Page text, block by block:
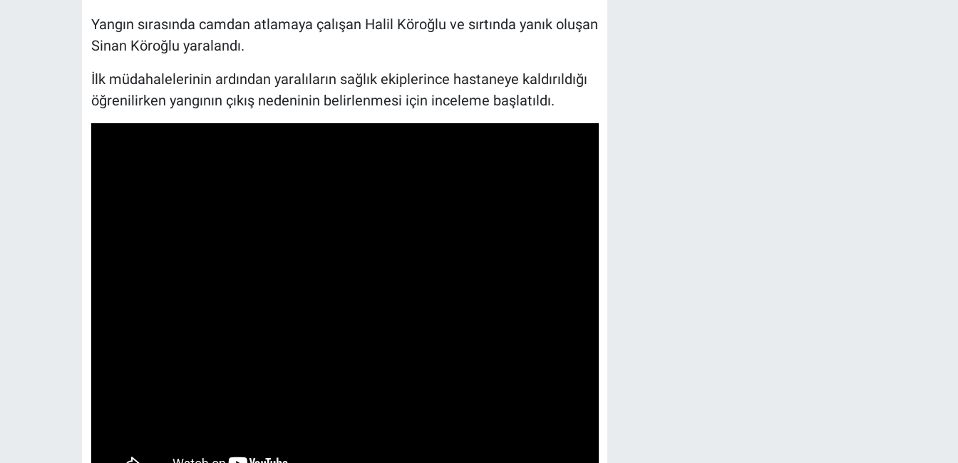
Yangın sırasında camdan atlamaya çalışan Halil Köroğlu ve sırtında yanık oluşan
Sinan Köroğlu yaralandı.
İlk müdahalelerinin ardından yaralıların sağlık ekiplerince hastaneye kaldırıldığı
öğrenilirken yangının çıkış nedeninin belirlenmesi için inceleme başlatıldı.